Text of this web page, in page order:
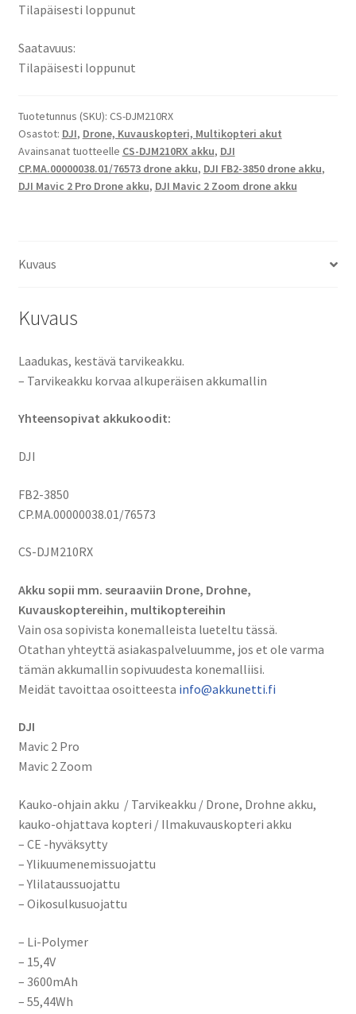
Tilapäisesti loppunut
Saatavuus:
Tilapäisesti loppunut
Tuotetunnus (SKU): CS-DJM210RX
Osastot: DJI, Drone, Kuvauskopteri, Multikopteri akut
Avainsanat tuotteelle CS-DJM210RX akku, DJI
CP.MA.00000038.01/76573 drone akku, DJI FB2-3850 drone akku,
DJI Mavic 2 Pro Drone akku, DJI Mavic 2 Zoom drone akku
Kuvaus
Kuvaus
Laadukas, kestävä tarvikeakku.
– Tarvikeakku korvaa alkuperäisen akkumallin
Yhteensopivat akkukoodit:
DJI
FB2-3850
CP.MA.00000038.01/76573
CS-DJM210RX
Akku sopii mm. seuraaviin Drone, Drohne,
Kuvauskoptereihin, multikoptereihin
Vain osa sopivista konemalleista lueteltu tässä.
Otathan yhteyttä asiakaspalveluumme, jos et ole varma
tämän akkumallin sopivuudesta konemalliisi.
Meidät tavoittaa osoitteesta info@akkunetti.fi
DJI
Mavic 2 Pro
Mavic 2 Zoom
Kauko-ohjain akku / Tarvikeakku / Drone, Drohne akku,
kauko-ohjattava kopteri / Ilmakuvauskopteri akku
– CE -hyväksytty
– Ylikuumenemissuojattu
– Ylilataussuojattu
– Oikosulkusuojattu
– Li-Polymer
– 15,4V
– 3600mAh
– 55,44Wh